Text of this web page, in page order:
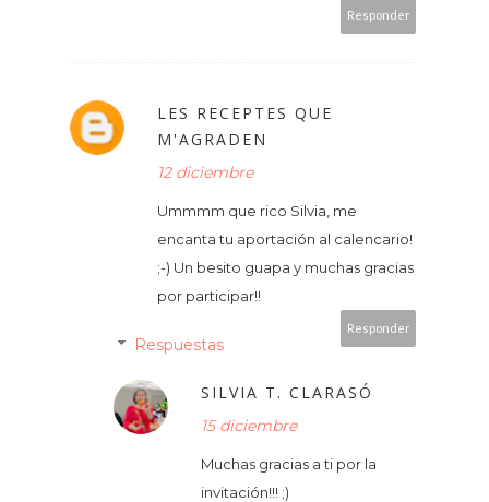
Responder
LES RECEPTES QUE
M'AGRADEN
12 diciembre
Ummmm que rico Silvia, me
encanta tu aportación al calencario!
;-) Un besito guapa y muchas gracias
por participar!!
Responder
Respuestas
SILVIA T. CLARASÓ
15 diciembre
Muchas gracias a ti por la
invitación!!! ;)